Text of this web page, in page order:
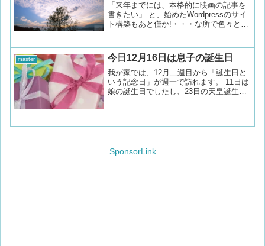
「来年までには、本格的に映画の記事を
書きたい」 と、始めたWordpressのサイ
ト構築もあと僅か!・・・な所で色々と躓
プラグインを利用してのこのWEBサイ
ト、、、
master 今日12月16日は息子の誕生日
我が家では、12月二週目から「誕生日と
いう記念日」が週一で訪れます。 11日は
娘の誕生日でしたし、23日の天皇誕生日
が子の1年の節目や成長を振り返るには、
SponsorLink